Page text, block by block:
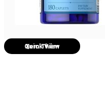
Quick View